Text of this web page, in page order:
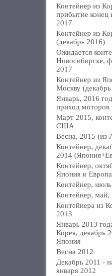
Контейнер из
прибытие конец
2017
Контейнер из
(декабрь 2016)
Ожидается
Новосибирске,
2017
Контейнер из
Москву
Январь, 2016
приход моторов
Март 2015,
США
Весна, 2015 (из
Контейнер,
2014
Контейнер,
Япония и
Контейнер,
Контейнер, май,
Контейнера из
2013
Январь 2013
Корея, декабрь
Япония
Весна 2012
Декабрь 2011 -
января 2012